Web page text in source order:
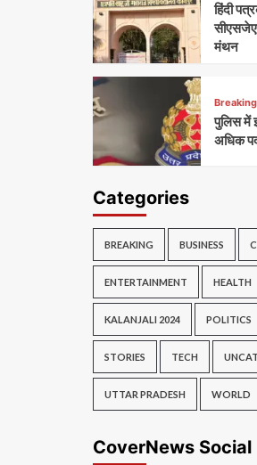
हिंदी
मंथन
Breaking
पुलिस में
अधिक
Categories
BREAKING BUSINESS
ENTERTAINMENT HEALTH
KALANJALI 2024 POLITICS
STORIES TECH
UTTAR PRADESH WORLD
CoverNews Social